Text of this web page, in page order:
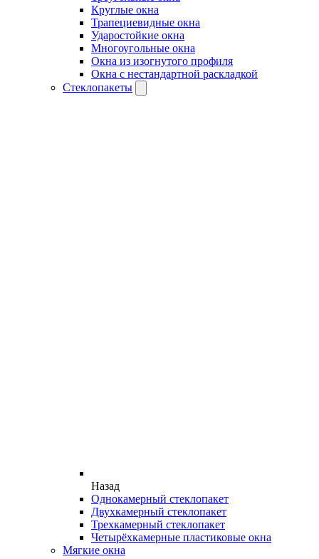
Круглые окна
Трапециевидные окна
Ударостойкие окна
Многоугольные окна
Окна из изогнутого профиля
Окна с нестандартной раскладкой
Стеклопакеты
Назад
Однокамерный стеклопакет
Двухкамерный стеклопакет
Трехкамерный стеклопакет
Четырёхкамерные пластиковые окна
Мягкие окна